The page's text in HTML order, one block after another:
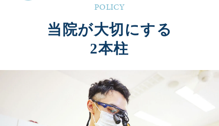
POLICY
当院が大切にする
2本柱